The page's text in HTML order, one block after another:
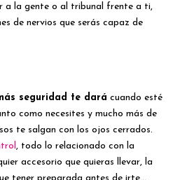
a la gente o al tribunal frente a ti,
de nervios que serás capaz de
seguridad te dará cuando esté
como necesites y mucho más de
te salgan con los ojos cerrados.
, todo lo relacionado con la
accesorio que quieras llevar, la